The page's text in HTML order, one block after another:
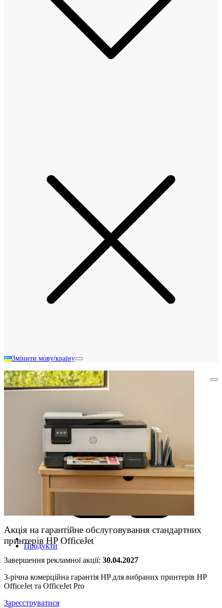
Продукти
Змінити мову/країну
Шукати в Акції HP
Акція на гарантійне обслуговування стандартних
принтерів HP OfficeJet
Завершення рекламної акції: 30.04.2027
3-річна комерційна гарантія HP для вибраних принтерів HP
OfficeJet та OfficeJet Pro
Зареєструватися